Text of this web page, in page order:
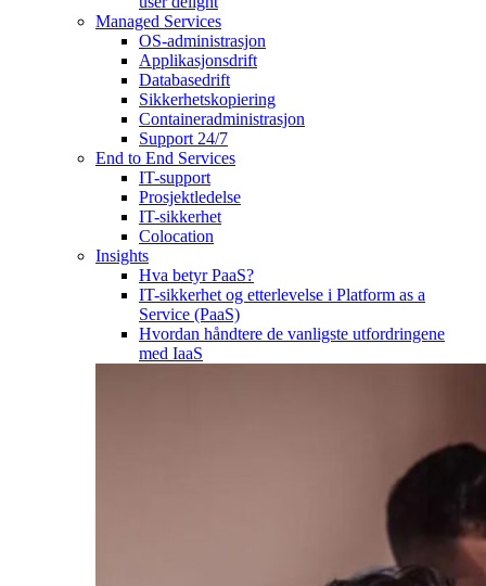
Managed Services
OS‑administrasjon
Applikasjonsdrift
Databasedrift
Sikkerhetskopiering
Containeradministrasjon
Support 24/7
End to End Services
IT-support
Prosjektledelse
IT-sikkerhet
Colocation
Insights
Hva betyr PaaS?
IT-sikkerhet og etterlevelse i Platform as a
Service (PaaS)
Hvordan håndtere de vanligste utfordringene
med IaaS